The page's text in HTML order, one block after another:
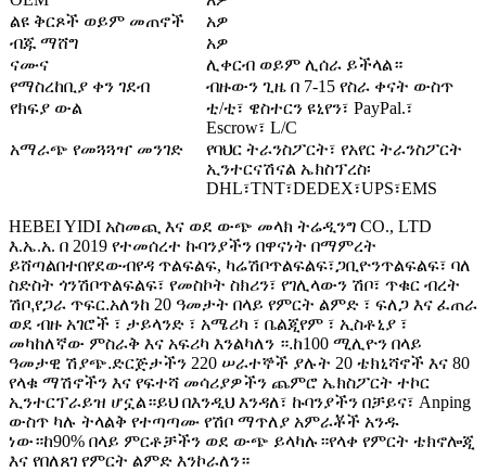
ልዩ ቅርጾች ወይም መጠኖች
አዎ
ብጁ ማሸግ
አዎ
ናሙና
ሊቀርብ ወይም ሊሰራ ይችላል።
የማስረከቢያ ቀን ገደብ
ብዙውን ጊዜ በ 7-15 የስራ ቀናት ውስጥ
የክፍያ ውል
ቲ/ቲ፣ ዌስተርን ዩኒየን፣ PayPal.፣
Escrow፣ L/C
አማራጭ የመጓጓዣ መንገድ
የባህር ትራንስፖርት፣ የአየር ትራንስፖርት
ኢንተርናሽናል ኤክስፕረስ፡
DHL፣TNT፣DEDEX፣UPS፣EMS
HEBEI YIDI አስመጪ እና ወደ ውጭ መላክ ትሬዲንግ CO., LTD
እ.ኤ.አ. በ 2019 የተመሰረተ ኩባንያችን በዋናነት በማምረት
ይሸጣልበተበየደውብየዳ ጥልፍልፍ, ካሬሽቦጥልፍልፍ፣ጋቢዮንጥልፍልፍ፣ ባለ
ስድስት ጎንሽቦጥልፍልፍ፣ የመስኮት ስክሪን፣ የገሊላውን ሽቦ፣ ጥቁር ብረት
ሽቦ,የጋራ ጥፍር.አለንከ 20 ዓመታት በላይ የምርት ልምድ ፣ ፍለጋ እና ፈጠራ
ወደ ብዙ አገሮች ፣ ታይላንድ ፣ አሜሪካ ፣ ቤልጂየም ፣ ኢስቶኒያ ፣
መካከለኛው ምስራቅ እና አፍሪካ እንልካለን ።.ከ100 ሚሊዮን በላይ
ዓመታዊ ሽያጭ.ድርጅታችን 220 ሠራተኞች ያሉት 20 ቴክኒሻኖች እና 80
የላቁ ማሽኖችን እና የፍተሻ መሳሪያዎችን ጨምሮ ኤክስፖርት ተኮር
ኢንተርፕራይዝ ሆኗል።ይህ በእንዲህ እንዳለ፣ ኩባንያችን በቻይና፣ Anping
ውስጥ ካሉ ትላልቅ የተጣጣሙ የሽቦ ማጥለያ አምራቾች አንዱ
ነው።ከ90% በላይ ምርቶቻችን ወደ ውጭ ይላካሉ።የላቀ የምርት ቴክኖሎጂ
እና የበለጸገ የምርት ልምድ እንኮራለን።